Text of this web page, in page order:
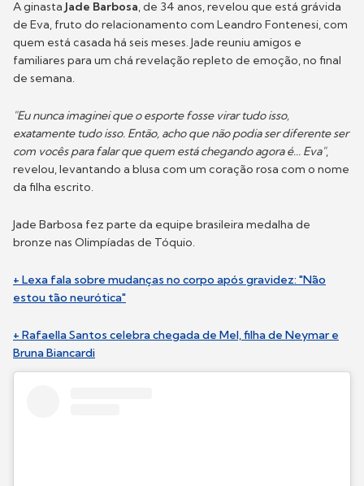
A ginasta Jade Barbosa, de 34 anos, revelou que está grávida
de Eva, fruto do relacionamento com Leandro Fontenesi, com
quem está casada há seis meses. Jade reuniu amigos e
familiares para um chá revelação repleto de emoção, no final
de semana.
"Eu nunca imaginei que o esporte fosse virar tudo isso,
exatamente tudo isso. Então, acho que não podia ser diferente ser
com vocês para falar que quem está chegando agora é... Eva",
revelou, levantando a blusa com um coração rosa com o nome
da filha escrito.
Jade Barbosa fez parte da equipe brasileira medalha de
bronze nas Olimpíadas de Tóquio.
+ Lexa fala sobre mudanças no corpo após gravidez: "Não
estou tão neurótica"
+ Rafaella Santos celebra chegada de Mel, filha de Neymar e
Bruna Biancardi